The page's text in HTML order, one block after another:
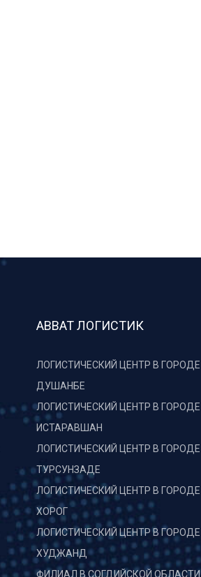
АВВАТ ЛОГИСТИК
ЛОГИСТИЧЕСКИЙ ЦЕНТР В ГОРОДЕ
ДУШАНБЕ
ЛОГИСТИЧЕСКИЙ ЦЕНТР В ГОРОДЕ
ИСТАРАВШАН
ЛОГИСТИЧЕСКИЙ ЦЕНТР В ГОРОДЕ
ТУРСУНЗАДЕ
ЛОГИСТИЧЕСКИЙ ЦЕНТР В ГОРОДЕ
ХОРОГ
ЛОГИСТИЧЕСКИЙ ЦЕНТР В ГОРОДЕ
ХУДЖАНД
ФИЛИАЛ В СОГДИЙСКОЙ ОБЛАСТИ